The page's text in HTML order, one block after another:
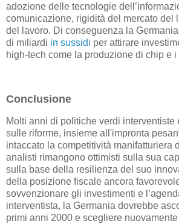
adozione delle tecnologie
comunicazione, rigidità del mercato del
del lavoro. Di conseguenza la
di miliardi in sussidi per attirare
high-tech come la produzione di chip e
Conclusione
Molti anni di politiche verdi interventiste
sulle riforme, insieme all'impronta
intaccato la competitività manifatturiera
analisti rimangono ottimisti sulla sua
sulla base della resilienza del suo
della posizione fiscale ancora
sovvenzionare gli investimenti e
interventista, la Germania dovrebbe
primi anni 2000 e scegliere